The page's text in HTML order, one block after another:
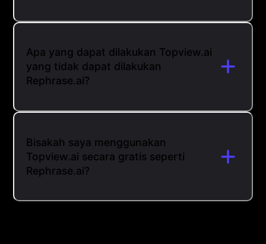
Apa yang dapat dilakukan Topview.ai
yang tidak dapat dilakukan
Rephrase.ai?
Bisakah saya menggunakan
Topview.ai secara gratis seperti
Rephrase.ai?